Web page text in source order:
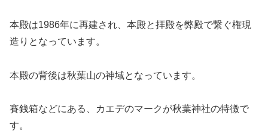
本殿は1986年に再建され、本殿と拝殿を弊殿で繋ぐ権現
造りとなっています。
本殿の背後は秋葉山の神域となっています。
賽銭箱などにある、カエデのマークが秋葉神社の特徴で
す。